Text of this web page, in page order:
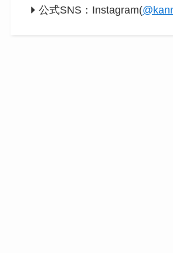
公式SNS：Instagram(